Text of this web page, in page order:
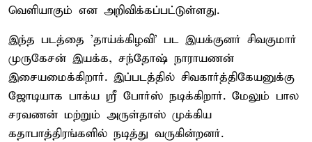
வெளியாகும் என அறிவிக்கப்பட்டுள்ளது.
இந்த படத்தை 'தாய்க்கிழவி' பட இயக்குனர் சிவகுமார்
முருகேசன் இயக்க, சந்தோஷ் நாராயணன்
இசையமைக்கிறார். இப்படத்தில் சிவகார்த்திகேயனுக்கு
ஜோடியாக பாக்ய ஸ்ரீ போர்ஸ் நடிக்கிறார். மேலும் பால
சரவணன் மற்றும் அருள்தாஸ் முக்கிய
கதாபாத்திரங்களில் நடித்து வருகின்றனர்.